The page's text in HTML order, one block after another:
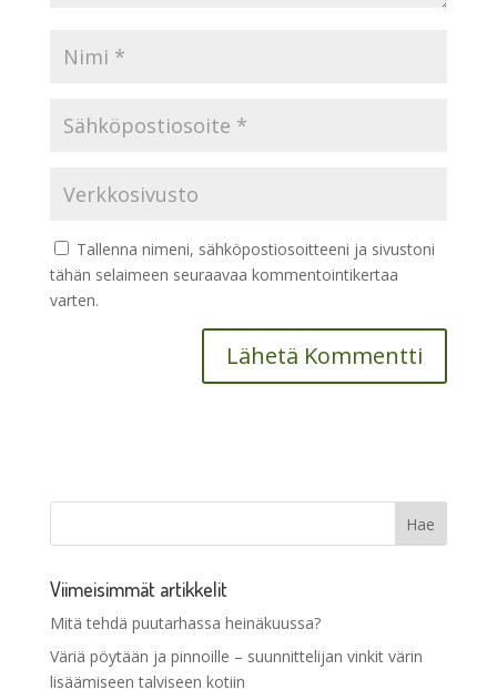
Tallenna nimeni, sähköpostiosoitteeni ja sivustoni
tähän selaimeen seuraavaa kommentointikertaa
varten.
Viimeisimmät artikkelit
Mitä tehdä puutarhassa heinäkuussa?
Väriä pöytään ja pinnoille – suunnittelijan vinkit värin
lisäämiseen talviseen kotiin